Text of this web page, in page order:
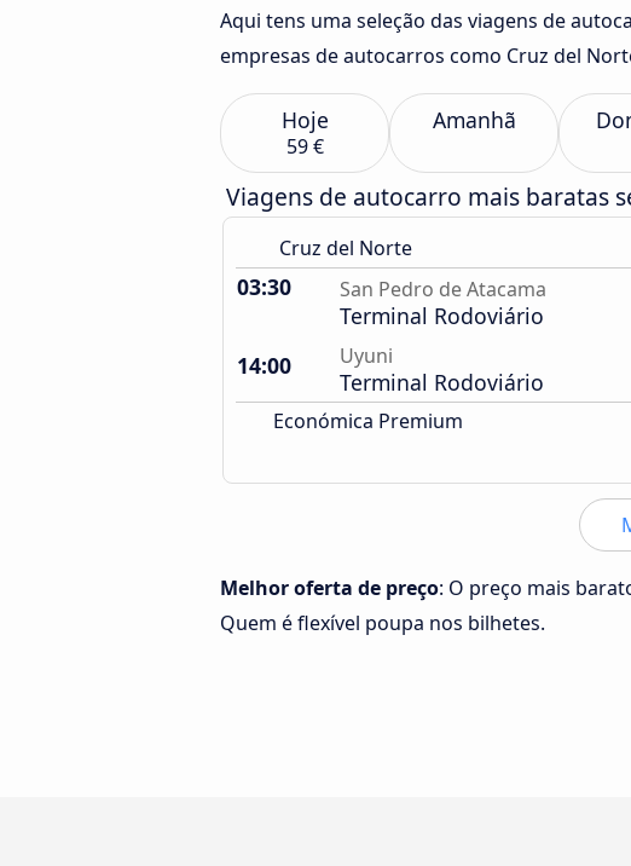
Aqui tens uma seleção das viagens de
empresas de autocarros como Cruz del
Hoje
59 €
Amanhã
Viagens de autocarro mais baratas
Cruz del Norte
03:30 San Pedro de Atacama
Terminal Rodoviário
14:00
Uyuni
Terminal Rodoviário
Económica Premium
Melhor oferta de preço: O preço mais
Quem é flexível poupa nos bilhetes.